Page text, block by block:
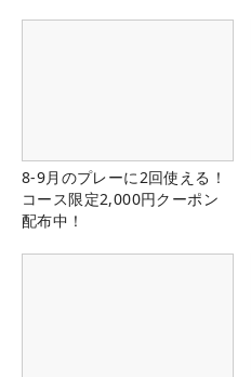
8-9月のプレーに2回使える！
コース限定2,000円クーポン
配布中！